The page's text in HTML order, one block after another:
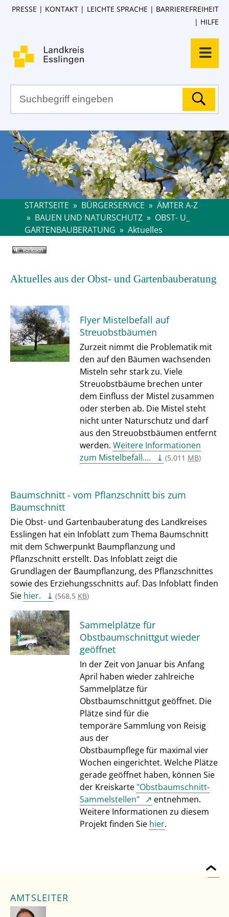
PRESSE KONTAKT LEICHTE SPRACHE
BARRIEREFREIHEIT
HILFE
STARTSEITE » BÜRGERSERVICE » ÄMTER A-Z
» BAUEN UND NATURSCHUTZ » OBST- U_
GARTENBAUBERATUNG » Aktuelles
Aktuelles aus der Obst- und Gartenbauberatung
Flyer Mistelbefall auf
Streuobstbäumen
Zurzeit nimmt die Problematik mit
den auf den Bäumen wachsenden
Misteln sehr stark zu. Viele
Streuobstbäume brechen unter
dem Einfluss der Mistel zusammen
oder sterben ab. Die Mistel steht
nicht unter Naturschutz und darf
aus den Streuobstbäumen entfernt
werden. Weitere Informationen
zum Mistelbefall....
(5,011 MB)
Baumschnitt - vom Pflanzschnitt bis zum
Baumschnitt
Die Obst- und Gartenbauberatung des Landkreises
Esslingen hat ein Infoblatt zum Thema Baumschnitt
mit dem Schwerpunkt Baumpflanzung und
Pflanzschnitt erstellt. Das Infoblatt zeigt die
Grundlagen der Baumpflanzung, des Pflanzschnittes
sowie des Erziehungsschnitts auf. Das Infoblatt finden
Sie hier. (568,5 KB)
Sammelplätze für
Obstbaumschnittgut wieder
geöffnet
In der Zeit von Januar bis Anfang
April haben wieder zahlreiche
Sammelplätze für
Obstbaumschnittgut geöffnet. Die
Plätze sind für die
temporäre Sammlung von Reisig
aus der
Obstbaumpflege für maximal vier
Wochen eingerichtet. Welche Plätze
gerade geöffnet haben, können Sie
der Kreiskarte "Obstbaumschnitt-
Sammelstellen"
entnehmen.
Weitere Informationen zu diesem
Projekt finden Sie hier.
AMTSLEITER